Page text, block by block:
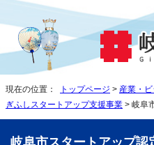
現在の位置： トップページ > 産業・ビ
ぎふしスタートアップ支援事業 > 岐阜
岐阜市スタートアップ認